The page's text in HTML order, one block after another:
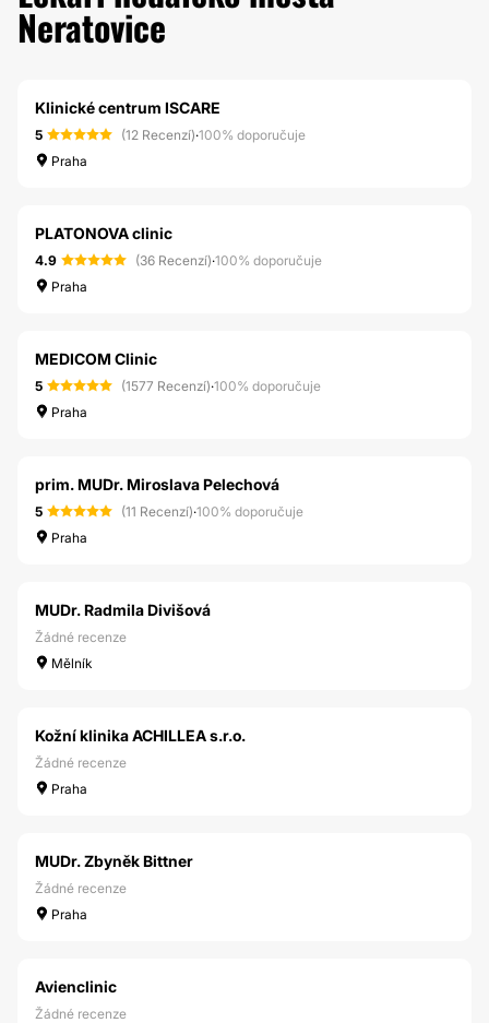
Neratovice
Klinické centrum ISCARE
5 (12 Recenzí)·100% doporučuje
Praha
PLATONOVA clinic
4.9 (36 Recenzí)·100% doporučuje
Praha
MEDICOM Clinic
5 (1577 Recenzí)·100% doporučuje
Praha
prim. MUDr. Miroslava Pelechová
5 (11 Recenzí)·100% doporučuje
Praha
MUDr. Radmila Divišová
Žádné recenze
Mělník
Kožní klinika ACHILLEA s.r.o.
Žádné recenze
Praha
MUDr. Zbyněk Bittner
Žádné recenze
Praha
Avienclinic
Žádné recenze